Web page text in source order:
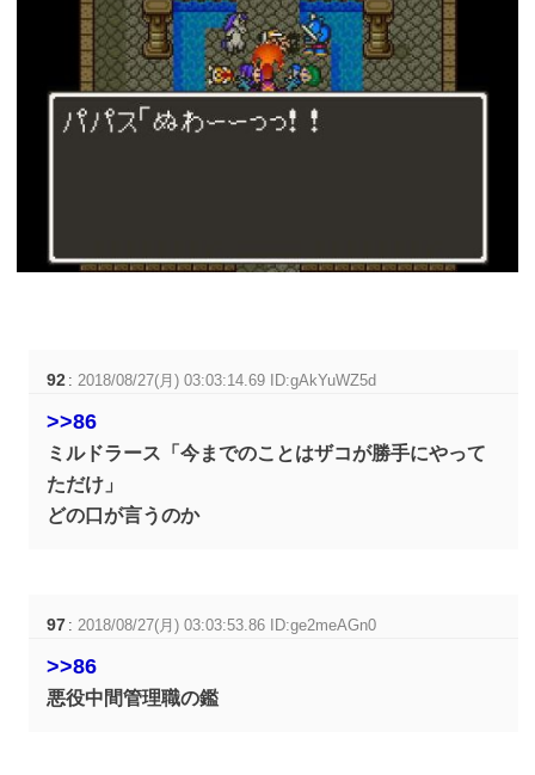
92 : 2018/08/27(月) 03:03:14.69 ID:gAkYuWZ5d
>>86
ミルドラース「今までのことはザコが勝手にやって
ただけ」
どの口が言うのか
97 : 2018/08/27(月) 03:03:53.86 ID:ge2meAGn0
>>86
悪役中間管理職の鑑